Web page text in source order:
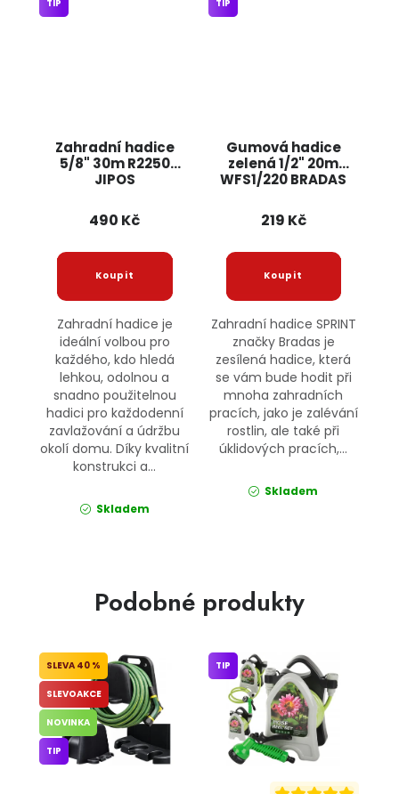
Zahradní hadice
5/8" 30m R2250
JIPOS
TIP
490 Kč
Zahradní hadice je
ideální volbou pro
každého, kdo hledá
lehkou, odolnou a
snadno použitelnou
hadici pro každodenní
zavlažování a údržbu
okolí domu. Díky kvalitní
konstrukci a...
Skladem
Gumová hadice
zelená 1/2" 20m
WFS1/220 BRADAS
TIP
219 Kč
Zahradní hadice SPRINT
značky Bradas je
zesílená hadice, která
se vám bude hodit při
mnoha zahradních
pracích, jako je zalévání
rostlin, ale také při
úklidových pracích,...
Skladem
Podobné produkty
40 %
SLEVOAKCE
NOVINKA
TIP
TIP